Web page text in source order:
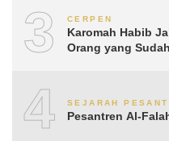
3 CERPEN
Karomah Habib
Orang yang
4 SEJARAH
Pesantren Al-